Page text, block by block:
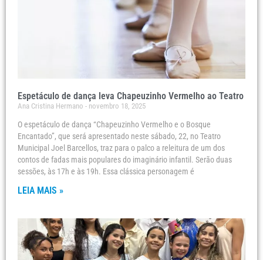
Espetáculo de dança leva Chapeuzinho Vermelho ao Teatro
Ana Cristina Hermano novembro 18, 2025
O espetáculo de dança “Chapeuzinho Vermelho e o Bosque
Encantado”, que será apresentado neste sábado, 22, no Teatro
Municipal Joel Barcellos, traz para o palco a releitura de um dos
contos de fadas mais populares do imaginário infantil. Serão duas
sessões, às 17h e às 19h. Essa clássica personagem é
LEIA MAIS »